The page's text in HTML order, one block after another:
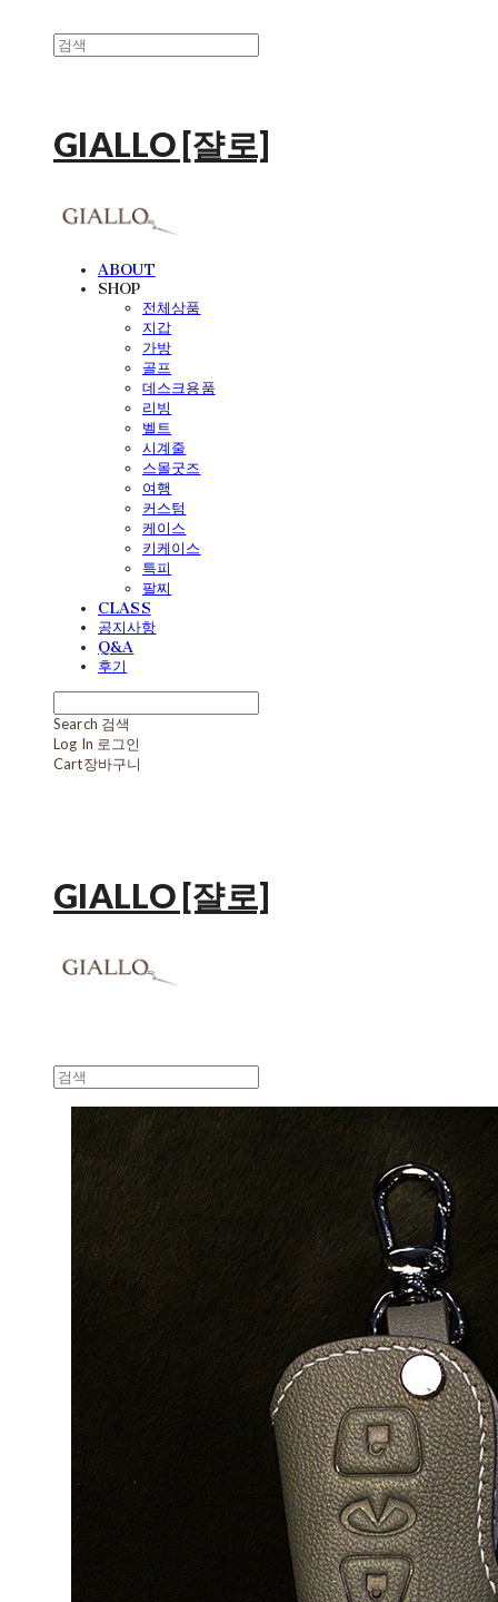
GIALLO [쟐로]
ABOUT
SHOP
전체상품
지갑
가방
골프
데스크용품
리빙
벨트
시계줄
스몰굿즈
여행
커스텀
케이스
키케이스
특피
팔찌
CLASS
공지사항
Q&A
후기
Search 검색
Log In 로그인
Cart장바구니
GIALLO [쟐로]